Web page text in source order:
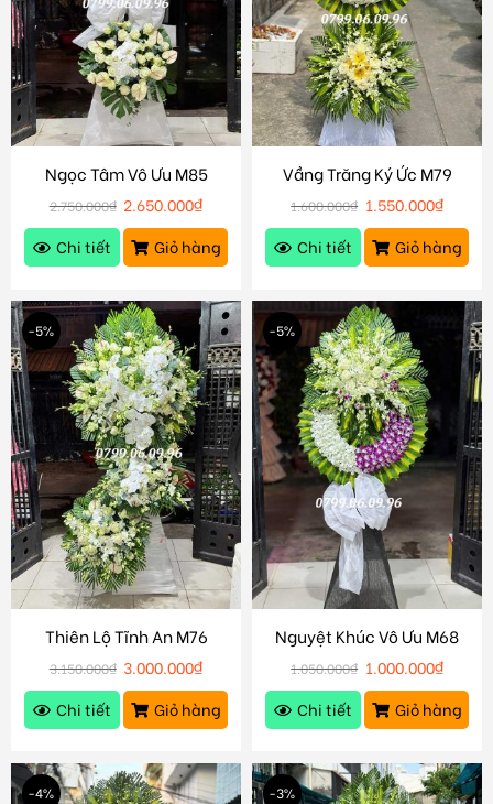
Ngọc Tâm Vô Ưu M85
2.750.000₫ 2.650.000₫
Chi tiết
Giỏ hàng
Vầng Trăng Ký Ức M79
1.600.000₫ 1.550.000₫
Chi tiết
Giỏ hàng
-5%
Thiên Lộ Tĩnh An M76
3.150.000₫ 3.000.000₫
Chi tiết
Giỏ hàng
-5%
Nguyệt Khúc Vô Ưu M68
1.050.000₫ 1.000.000₫
Chi tiết
Giỏ hàng
-4% -3%